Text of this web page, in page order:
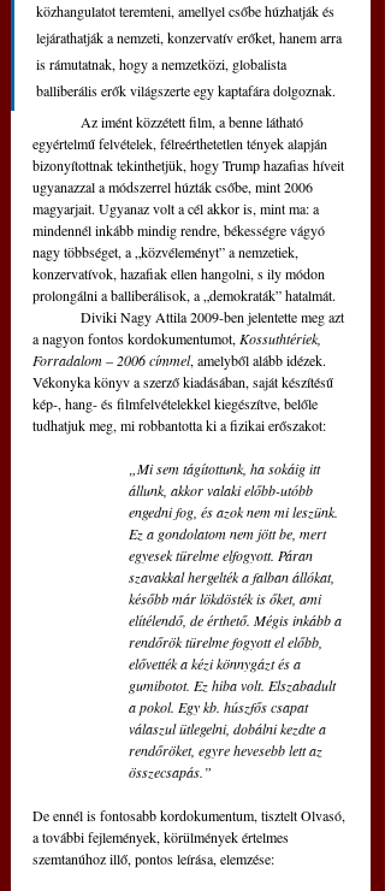
közhangulatot teremteni, amellyel csőbe húzhatják és
lejárathatják a nemzeti, konzervatív erőket, hanem arra
is rámutatnak, hogy a nemzetközi, globalista
balliberális erők világszerte egy kaptafára dolgoznak.
egyértelmű felvételek, félreérthetetlen tények alapján
bizonyítottnak tekinthetjük, hogy Trump hazafias híveit
ugyanazzal a módszerrel húzták csőbe, mint 2006
magyarjait. Ugyanaz volt a cél akkor is, mint ma: a
mindennél inkább mindig rendre, békességre vágyó
nagy többséget, a „közvéleményt” a nemzetiek,
konzervatívok, hazafiak ellen hangolni, s ily módon
prolongálni a balliberálisok, a „demokraták” hatalmát.
a nagyon fontos kordokumentumot, Kossuthtériek,
Forradalom – 2006 címmel, amelyből alább idézek.
Vékonyka könyv a szerző kiadásában, saját készítésű
kép-, hang- és filmfelvételekkel kiegészítve, belőle
tudhatjuk meg, mi robbantotta ki a fizikai erőszakot:
„Mi sem tágítottunk, ha sokáig itt
állunk, akkor valaki előbb-utóbb
engedni fog, és azok nem mi leszünk.
Ez a gondolatom nem jött be, mert
egyesek türelme elfogyott. Páran
szavakkal hergelték a falban állókat,
később már lökdösték is őket, ami
elítélendő, de érthető. Mégis inkább a
rendőrök türelme fogyott el előbb,
elővették a kézi könnygázt és a
gumibotot. Ez hiba volt. Elszabadult
a pokol. Egy kb. húszfős csapat
válaszul ütlegelni, dobálni kezdte a
rendőröket, egyre hevesebb lett az
összecsapás.”
De ennél is fontosabb kordokumentum, tisztelt Olvasó,
a további fejlemények, körülmények értelmes
szemtanúhoz illő, pontos leírása, elemzése: